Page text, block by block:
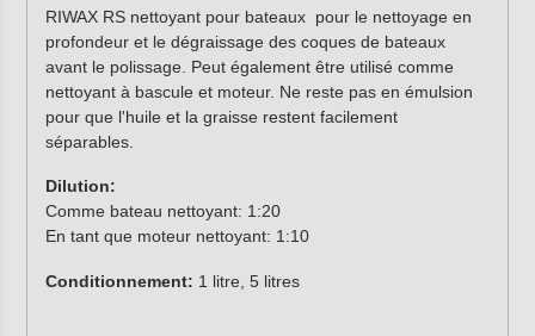
RIWAX RS nettoyant pour bateaux pour le nettoyage en
profondeur et le dégraissage des coques de bateaux
avant le polissage. Peut également être utilisé comme
nettoyant à bascule et moteur. Ne reste pas en émulsion
pour que l'huile et la graisse restent facilement
séparables.
Dilution:
Comme bateau nettoyant: 1:20
En tant que moteur nettoyant: 1:10
Conditionnement: 1 litre, 5 litres